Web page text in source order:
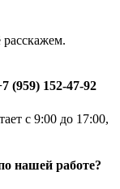
(959) 152-47-92
с 9:00 до 17:00,
нашей работе?